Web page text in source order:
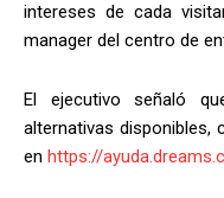
intereses de cada
manager del centro de
El ejecutivo señaló
alternativas disponibles,
en https://